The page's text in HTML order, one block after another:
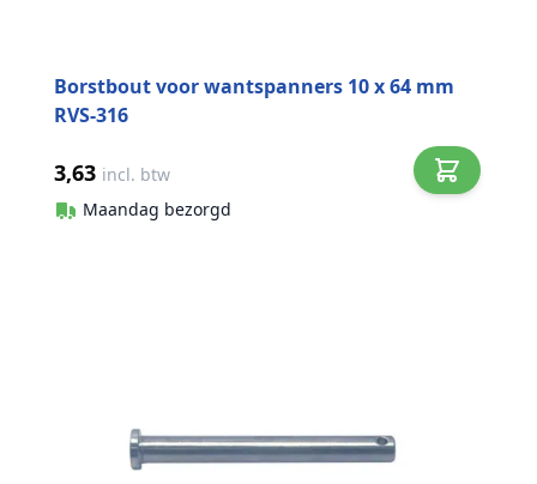
Borstbout voor wantspanners 10 x 64 mm
RVS-316
3,63 incl. btw
Maandag bezorgd